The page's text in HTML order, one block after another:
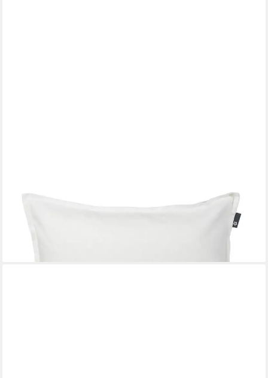
Kissenhülle Leinenuni uni Kissenhülle 2er Set 51 x 51 cm PURE
Rechteck weiß, (2 Stück), Kissenbezug für Dekokissen
41,95 €